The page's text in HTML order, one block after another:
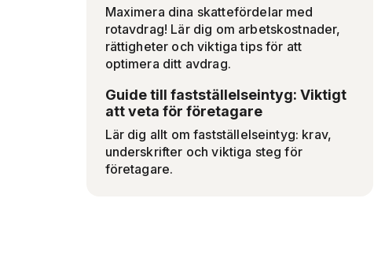
Maximera dina skattefördelar med
rotavdrag! Lär dig om arbetskostnader,
rättigheter och viktiga tips för att
optimera ditt avdrag.
Guide till fastställelseintyg: Viktigt
att veta för företagare
Lär dig allt om fastställelseintyg: krav,
underskrifter och viktiga steg för
företagare.